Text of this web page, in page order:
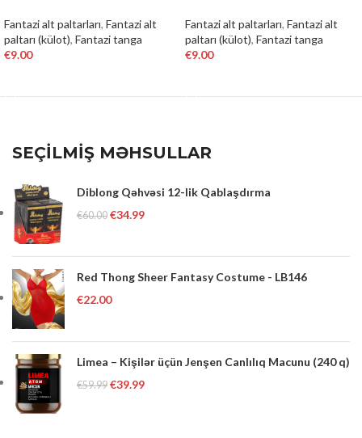
Fantazi alt paltarları, Fantazi alt
paltarı (külot), Fantazi tanga
€9.00
Fantazi alt paltarları, Fantazi alt
paltarı (külot), Fantazi tanga
€9.00
SEÇİLMİŞ MƏHSULLAR
Diblong Qəhvəsi 12-lik Qablaşdırma
€60.00 €34.99
Red Thong Sheer Fantasy Costume - LB146
€22.00
Limea – Kişilər üçün Jenşen Canlılıq Macunu (240 q)
€59.99 €39.99